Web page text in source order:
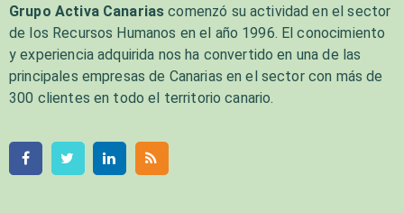
Grupo Activa Canarias comenzó su actividad en el sector
de los Recursos Humanos en el año 1996. El conocimiento
y experiencia adquirida nos ha convertido en una de las
principales empresas de Canarias en el sector con más de
300 clientes en todo el territorio canario.